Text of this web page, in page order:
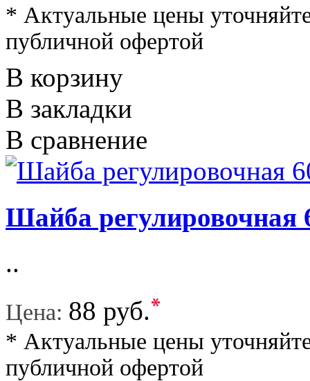
* Актуальные цены
публичной офертой
В корзину
В закладки
В сравнение
Шайба регулировочная
..
Цена: 88 руб.*
* Актуальные цены
публичной офертой